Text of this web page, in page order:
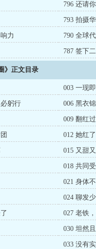
796 还请
793 拍摄
力 790 全球
787 签下
》正文目录
003 一现
躬行 006 黑衣
009 翻红
012 她红
015 又甜
018 共同
021 身体
024 聊发
027 老铁
030 坦然
033 没有